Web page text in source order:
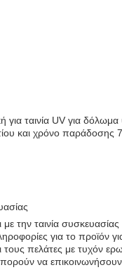
για ταινία UV για
και χρόνο παράδοσης
με την ταινία
για το
πελάτες με τυχόν
να